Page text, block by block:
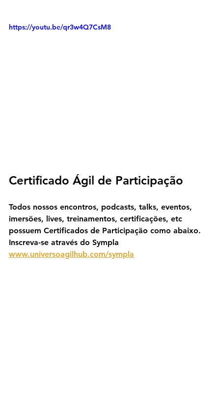
https://youtu.be/qr3w4Q7CsM8
Certificado Ágil de Participação
Todos nossos encontros, podcasts, talks, eventos,
imersões, lives, treinamentos, certificações, etc
possuem Certificados de Participação como abaixo.
Inscreva-se através do Sympla
www.universoagilhub.com/sympla